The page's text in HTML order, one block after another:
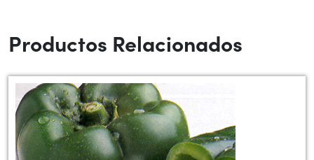
Productos Relacionados